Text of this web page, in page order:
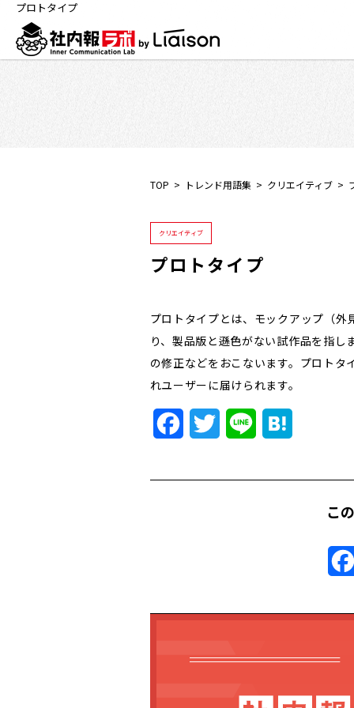
プロトタイプ
TOP トレンド用語集 クリエイティブ
クリエイティブ
プロトタイプ
プロトタイプとは、モックアップ（
り、製品版と遜色がない試作品を指
の修正などをおこないます。プロト
れユーザーに届けられます。
FacebookTwitter Line
こ